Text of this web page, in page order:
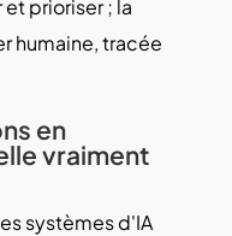
prioriser ; la
humaine, tracée
en
vraiment
systèmes d'IA